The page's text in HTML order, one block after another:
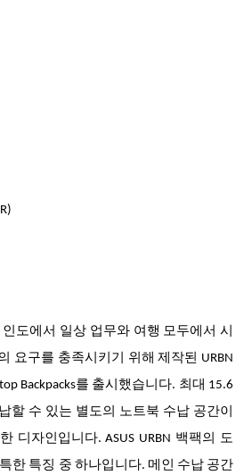
인도에서 일상 업무와 여행 모두에서 시
요구를 충족시키기 위해 제작된 URBN
Backpacks를 출시했습니다. 최대 15.6
할 수 있는 별도의 노트북 수납 공간이
디자인입니다. ASUS URBN 백팩의 도
한 특징 중 하나입니다. 메인 수납 공간